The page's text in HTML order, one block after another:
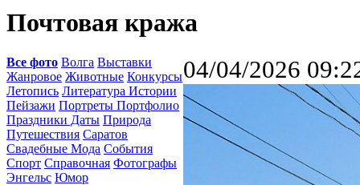
Почтовая кража
Все фото Волга Выставки
Жанровое Животные Конкурсы
Летопись Литература Истории
Пейзажи Портреты Портфолио
Праздники Даты Природа
Путешествия Саратов
Свадебные Мода События
Спорт Справочная Фотографы
Энгельс Юмор
04/04/2026